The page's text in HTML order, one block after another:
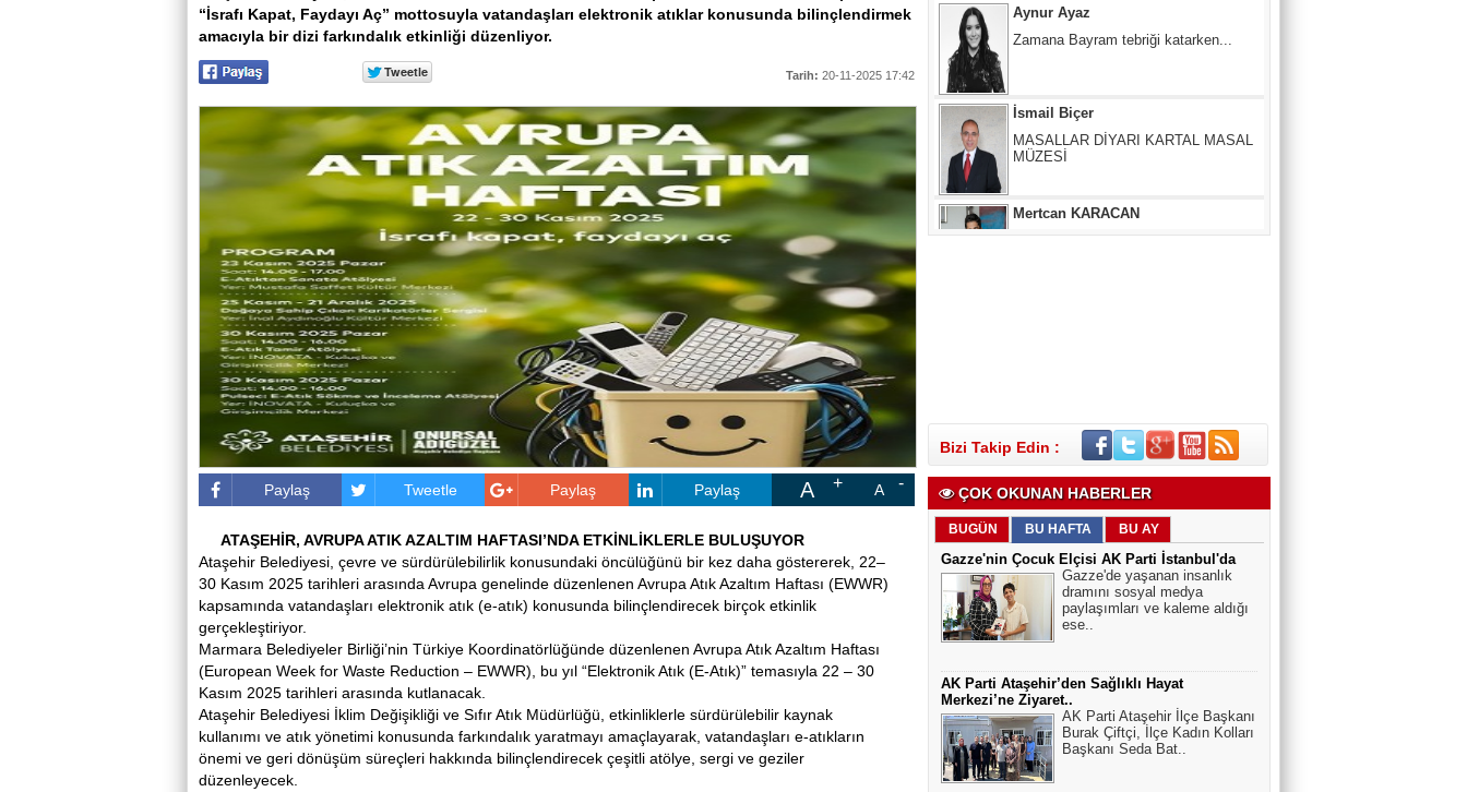
“İsrafı Kapat, Faydayı Aç” mottosuyla vatandaşları elektronik atıklar konusunda bilinçlendirmek
amacıyla bir dizi farkındalık etkinliği düzenliyor.
Tarih: 20-11-2025 17:42
Paylaş Tweetle Paylaş Paylaş A A
ATAŞEHİR, AVRUPA ATIK AZALTIM HAFTASI’NDA ETKİNLİKLERLE BULUŞUYOR
Ataşehir Belediyesi, çevre ve sürdürülebilirlik konusundaki öncülüğünü bir kez daha göstererek, 22–
30 Kasım 2025 tarihleri arasında Avrupa genelinde düzenlenen Avrupa Atık Azaltım Haftası (EWWR)
kapsamında vatandaşları elektronik atık (e-atık) konusunda bilinçlendirecek birçok etkinlik
gerçekleştiriyor.
Marmara Belediyeler Birliği’nin Türkiye Koordinatörlüğünde düzenlenen Avrupa Atık Azaltım Haftası
(European Week for Waste Reduction – EWWR), bu yıl “Elektronik Atık (E-Atık)” temasıyla 22 – 30
Kasım 2025 tarihleri arasında kutlanacak.
Ataşehir Belediyesi İklim Değişikliği ve Sıfır Atık Müdürlüğü, etkinliklerle sürdürülebilir kaynak
kullanımı ve atık yönetimi konusunda farkındalık yaratmayı amaçlayarak, vatandaşları e-atıkların
önemi ve geri dönüşüm süreçleri hakkında bilinçlendirecek çeşitli atölye, sergi ve geziler
düzenleyecek.
İsmail Biçer
Mertcan KARACAN
Bizi Takip Edin :
ÇOK OKUNAN HABERLER
BUGÜN BU HAFTA BU AY
Gazze'nin Çocuk Elçisi AK Parti İstanbul'da
Gazze'de yaşanan insanlık
dramını sosyal medya
paylaşımları ve kaleme aldığı
ese..
AK Parti Ataşehir’den Sağlıklı Hayat
Merkezi’ne Ziyaret..
AK Parti Ataşehir İlçe Başkanı
Burak Çiftçi, İlçe Kadın Kolları
Başkanı Seda Bat..